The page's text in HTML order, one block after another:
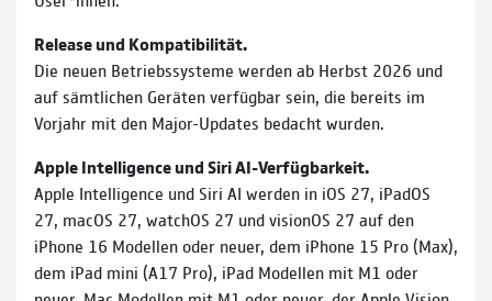
Release und Kompatibilität.
Die neuen Betriebssysteme werden ab Herbst 2026 und
auf sämtlichen Geräten verfügbar sein, die bereits im
Vorjahr mit den Major-Updates bedacht wurden.
Apple Intelligence und Siri AI-Verfügbarkeit.
Apple Intelligence und Siri AI werden in iOS 27, iPadOS
27, macOS 27, watchOS 27 und visionOS 27 auf den
iPhone 16 Modellen oder neuer, dem iPhone 15 Pro (Max),
dem iPad mini (A17 Pro), iPad Modellen mit M1 oder